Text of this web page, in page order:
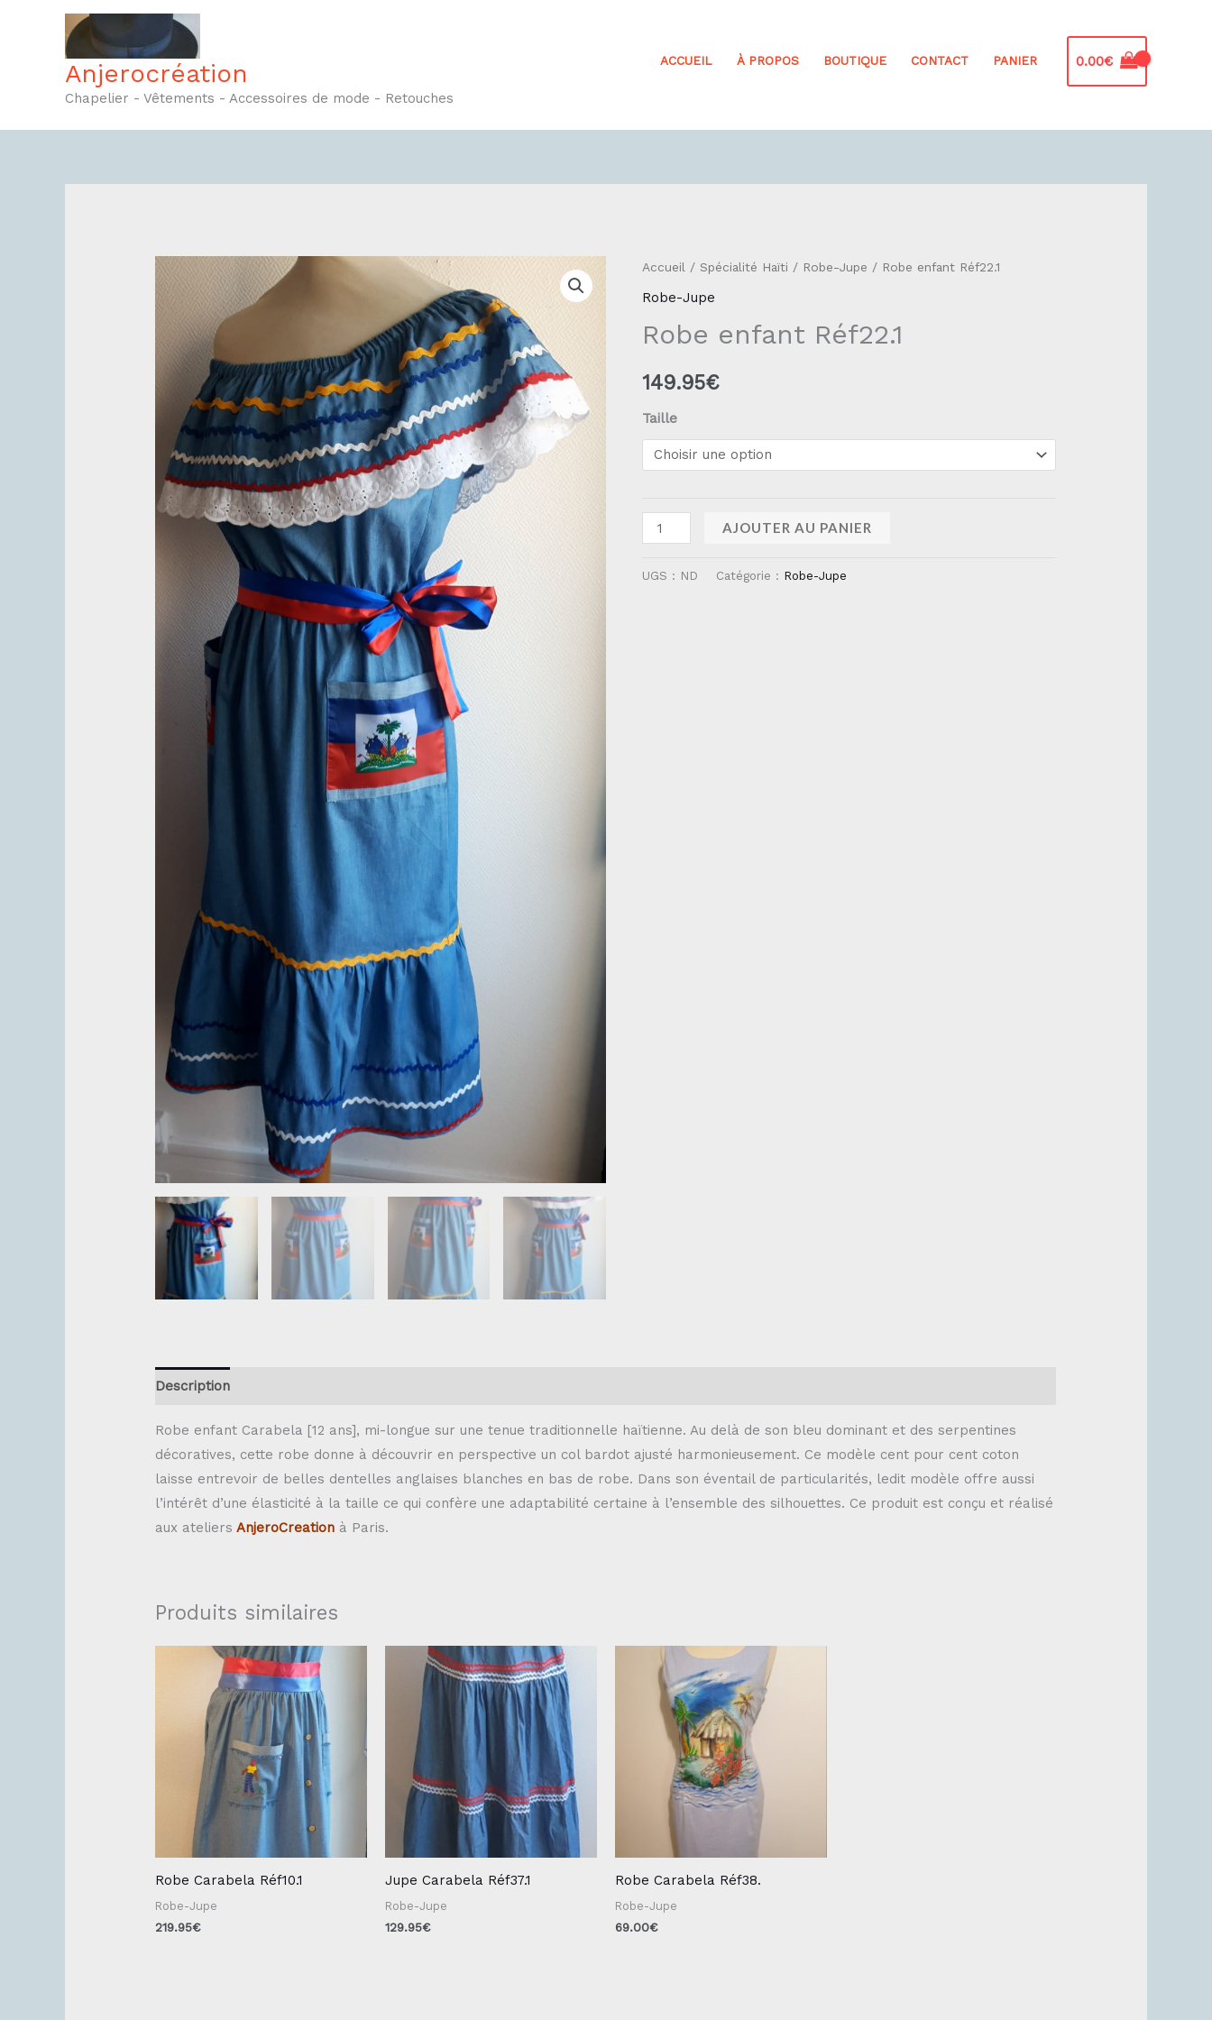
Anjerocréation
Chapelier - Vêtements - Accessoires de mode - Retouches
ACCUEIL À PROPOS BOUTIQUE CONTACT PANIER 0.00€
Accueil / Spécialité Haïti / Robe-Jupe / Robe enfant Réf22.1
Robe-Jupe
Robe enfant Réf22.1
149.95€
Taille
quantité
de
enfant
AJOUTER AU PANIER
UGS : ND Catégorie : Robe-Jupe
Description
Robe enfant Carabela [12 ans], mi-longue sur une tenue traditionnelle haïtienne. Au delà de son bleu dominant et des serpentines
décoratives, cette robe donne à découvrir en perspective un col bardot ajusté harmonieusement. Ce modèle cent pour cent coton
laisse entrevoir de belles dentelles anglaises blanches en bas de robe. Dans son éventail de particularités, ledit modèle offre aussi
l’intérêt d’une élasticité à la taille ce qui confère une adaptabilité certaine à l’ensemble des silhouettes. Ce produit est conçu et réalisé
aux ateliers AnjeroCreation à Paris.
Produits similaires
Robe Carabela Réf10.1
Robe-Jupe
219.95€
Jupe Carabela Réf37.1
Robe-Jupe
129.95€
Robe Carabela Réf38.
Robe-Jupe
69.00€